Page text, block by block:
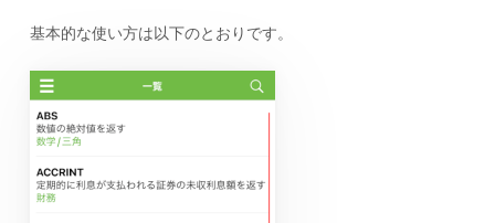
基本的な使い方は以下のとおりです。